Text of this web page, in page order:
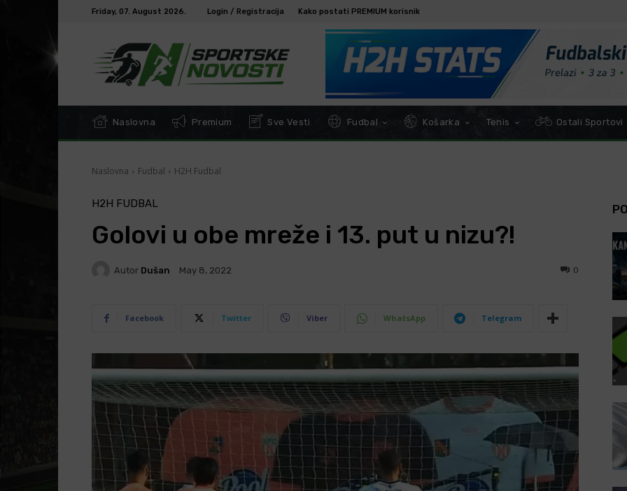
Friday, 07. August 2026. Login / Registracija Kako postati PREMIUM korisnik
Naslovna Premium Sve Vesti Fudbal Košarka Tenis Ostali Sportovi
Naslovna Fudbal H2H Fudbal
H2H FUDBAL
Golovi u obe mreže i 13. put u nizu?!
Autor Dušan May 8, 2022 0
Facebook Twitter Viber WhatsApp Telegram